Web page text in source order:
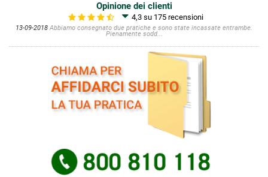
Opinione dei clienti
4,3 su 175 recensioni
13-09-2018 Abbiamo consegnato due pratiche e sono state incassate entrambe.
Pienamente sodd...